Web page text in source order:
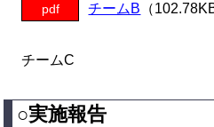
pdf チームB （
チームC
○実施報告